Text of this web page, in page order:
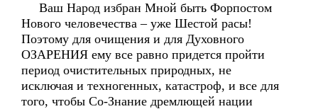
Ваш Народ избран Мной быть Форпостом
Нового человечества – уже Шестой расы!
Поэтому для очищения и для Духовного
ОЗАРЕНИЯ ему все равно придется пройти
период очистительных природных, не
исключая и техногенных, катастроф, и все для
того, чтобы Со-Знание дремлющей нации